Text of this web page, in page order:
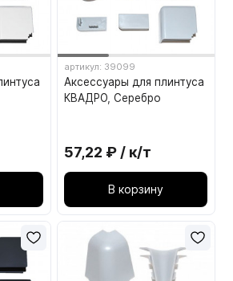
артикул: 39099
Аксессуары для плинтуса
КВАДРО, Серебро
57,22 ₽ / к/т
В корзину